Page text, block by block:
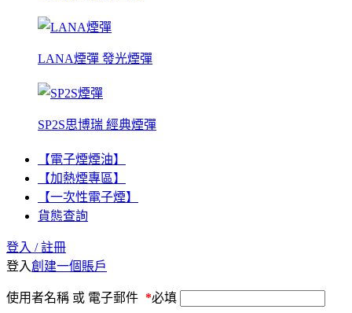
LANA煙彈 發光煙彈
SP2S思博瑞 經典煙彈
【電子煙煙油】
【加熱煙專區】
【一次性電子煙】
貨態查詢
登入 / 註冊
登入創建一個賬戶
使用者名稱 或 電子郵件 *必填